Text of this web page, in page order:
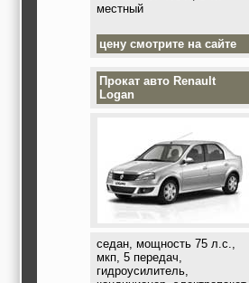
местный
цену смотрите на сайте
Прокат авто Renault
Logan
седан, мощность 75 л.с.,
мкп, 5 передач,
гидроусилитель,